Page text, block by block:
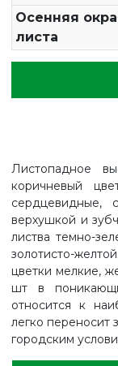
Осенняя
листа
Листопадное
коричневый
сердцевидные,
верхушкой и
листва темно-
золотисто-
цветки мелкие,
шт в
относится к
легко переносит
городским